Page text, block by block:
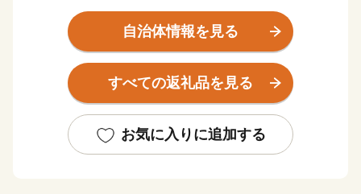
うみの向こうまで
岩手県陸前高田市は2011年の東日本大震災で壊滅的な
被害を受けましたが、2025年5月に開館した県指定有形
備は終了いたしました。
全国各地から陸前高田市へご支援いただき、お礼申し上
自治体情報を見る
すべての返礼品を見る
お気に入りに追加する